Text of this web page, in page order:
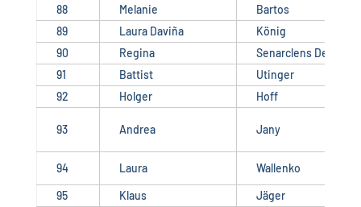
88
Melanie
Bartos
89
Laura Daviña
König
90
Regina
Senarclens De
91
Battist
Utinger
92
Holger Hoff
93 Andrea Jany
94 Laura
Wallenko
95
Klaus
Jäger